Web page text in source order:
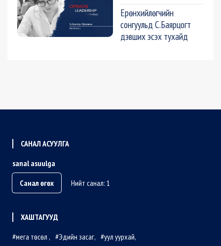
Ерөнхийлөгчийн
сонгуульд С.Баярцогт
дэвших эсэх тухайд
САНАЛ АСУУЛГА
sanal asuulga
Санал өгөх
Нийт санал: 1
ХАШТАГУУД
мега төсөл
Эдийн засаг уул уурхай